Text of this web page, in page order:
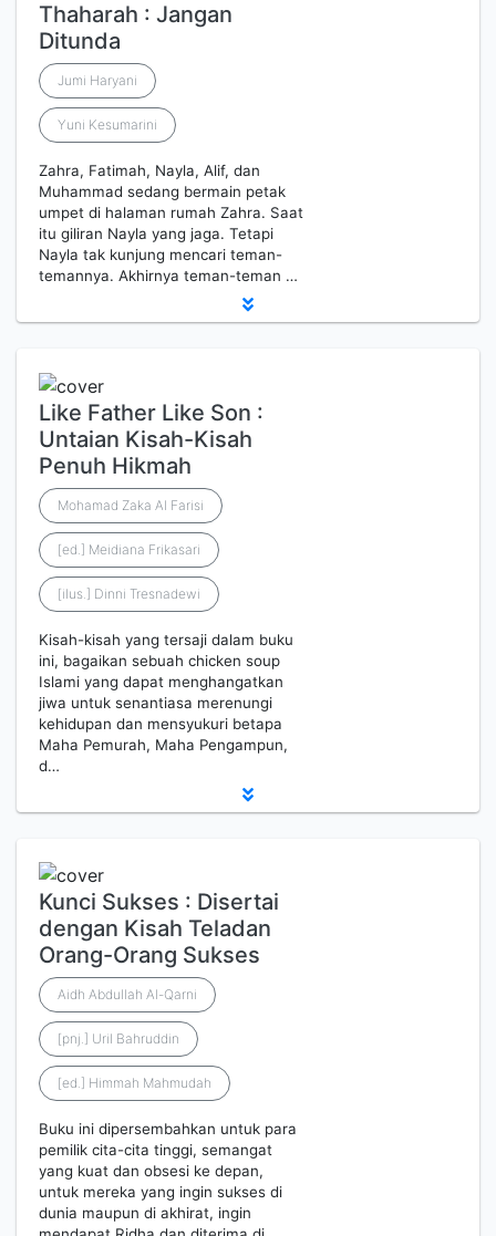
Thaharah : Jangan
Ditunda
Jumi Haryani
Yuni Kesumarini
Zahra, Fatimah, Nayla, Alif, dan
Muhammad sedang bermain petak
umpet di halaman rumah Zahra. Saat
itu giliran Nayla yang jaga. Tetapi
Nayla tak kunjung mencari teman-
temannya. Akhirnya teman-teman …
Like Father Like Son :
Untaian Kisah-Kisah
Penuh Hikmah
Mohamad Zaka Al Farisi
[ed.] Meidiana Frikasari
[ilus.] Dinni Tresnadewi
Kisah-kisah yang tersaji dalam buku
ini, bagaikan sebuah chicken soup
Islami yang dapat menghangatkan
jiwa untuk senantiasa merenungi
kehidupan dan mensyukuri betapa
Maha Pemurah, Maha Pengampun,
d…
Kunci Sukses : Disertai
dengan Kisah Teladan
Orang-Orang Sukses
Aidh Abdullah Al-Qarni
[pnj.] Uril Bahruddin
[ed.] Himmah Mahmudah
Buku ini dipersembahkan untuk para
pemilik cita-cita tinggi, semangat
yang kuat dan obsesi ke depan,
untuk mereka yang ingin sukses di
dunia maupun di akhirat, ingin